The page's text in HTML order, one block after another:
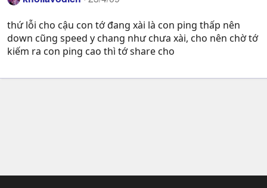
thứ lỗi cho cậu con tớ đang xài là con ping thấp nên
down cũng speed y chang như chưa xài, cho nên chờ tớ
kiếm ra con ping cao thì tớ share cho